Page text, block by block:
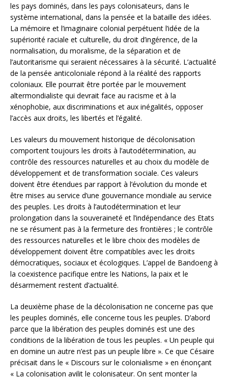
les pays dominés, dans les pays colonisateurs, dans le
système international, dans la pensée et la bataille des idées.
La mémoire et l’imaginaire colonial perpétuent l’idée de la
supériorité raciale et culturelle, du droit d’ingérence, de la
normalisation, du moralisme, de la séparation et de
l’autoritarisme qui seraient nécessaires à la sécurité. L’actualité
de la pensée anticoloniale répond à la réalité des rapports
coloniaux. Elle pourrait être portée par le mouvement
altermondialiste qui devrait face au racisme et à la
xénophobie, aux discriminations et aux inégalités, opposer
l’accès aux droits, les libertés et l’égalité.
Les valeurs du mouvement historique de décolonisation
comportent toujours les droits à l’autodétermination, au
contrôle des ressources naturelles et au choix du modèle de
développement et de transformation sociale. Ces valeurs
doivent être étendues par rapport à l’évolution du monde et
être mises au service d’une gouvernance mondiale au service
des peuples. Les droits à l’autodétermination et leur
prolongation dans la souveraineté et l’indépendance des Etats
ne se résument pas à la fermeture des frontières ; le contrôle
des ressources naturelles et le libre choix des modèles de
développement doivent être compatibles avec les droits
démocratiques, sociaux et écologiques. L’appel de Bandoeng à
la coexistence pacifique entre les Nations, la paix et le
désarmement restent d’actualité.
La deuxième phase de la décolonisation ne concerne pas que
les peuples dominés, elle concerne tous les peuples. D’abord
parce que la libération des peuples dominés est une des
conditions de la libération de tous les peuples. « Un peuple qui
en domine un autre n’est pas un peuple libre ». Ce que Césaire
précisait dans le « Discours sur le colonialisme » en énonçant
« La colonisation avilit le colonisateur. On sent monter la